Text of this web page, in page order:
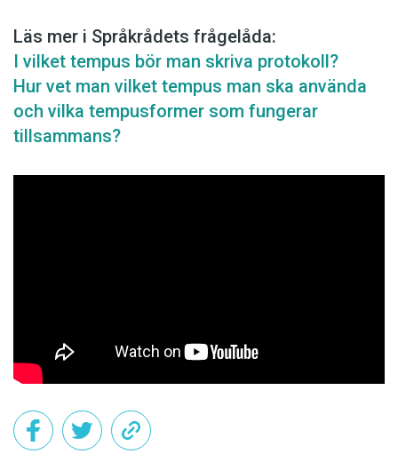
Läs mer i Språkrådets frågelåda:
I vilket tempus bör man skriva protokoll?
Hur vet man vilket tempus man ska använda
och vilka tempusformer som fungerar
tillsammans?